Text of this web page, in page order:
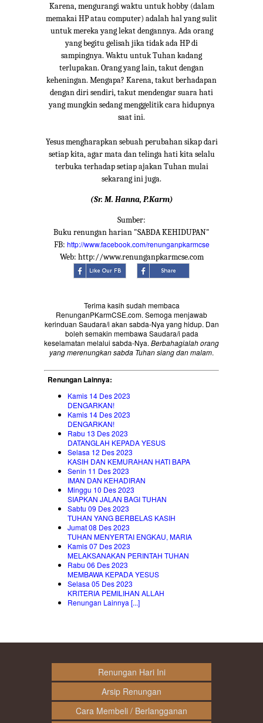
Karena, mengurangi waktu untuk hobby (dalam
memakai HP atau computer) adalah hal yang sulit
untuk mereka yang lekat dengannya. Ada orang
yang begitu gelisah jika tidak ada HP di
sampingnya. Waktu untuk Tuhan kadang
terlupakan. Orang yang lain, takut dengan
keheningan. Mengapa? Karena, takut berhadapan
dengan diri sendiri, takut mendengar suara hati
yang mungkin sedang menggelitik cara hidupnya
saat ini.
Yesus mengharapkan sebuah perubahan sikap dari
setiap kita, agar mata dan telinga hati kita selalu
terbuka terhadap setiap ajakan Tuhan mulai
sekarang ini juga.
(Sr. M. Hanna, P.Karm)
Sumber:
Buku renungan harian "SABDA KEHIDUPAN"
FB: http://www.facebook.com/renunganpkarmcse
Web: http://www.renunganpkarmcse.com
Terima kasih sudah membaca
RenunganPKarmCSE.com. Semoga menjawab
kerinduan Saudara/i akan sabda-Nya yang hidup. Dan
boleh semakin membawa Saudara/i pada
keselamatan melalui sabda-Nya. Berbahagialah orang
yang merenungkan sabda Tuhan siang dan malam.
Renungan Lainnya:
Kamis 14 Des 2023
DENGARKAN!
Kamis 14 Des 2023
DENGARKAN!
Rabu 13 Des 2023
DATANGLAH KEPADA YESUS
Selasa 12 Des 2023
KASIH DAN KEMURAHAN HATI BAPA
Senin 11 Des 2023
IMAN DAN KEHADIRAN
Minggu 10 Des 2023
SIAPKAN JALAN BAGI TUHAN
Sabtu 09 Des 2023
TUHAN YANG BERBELAS KASIH
Jumat 08 Des 2023
TUHAN MENYERTAI ENGKAU, MARIA
Kamis 07 Des 2023
MELAKSANAKAN PERINTAH TUHAN
Rabu 06 Des 2023
MEMBAWA KEPADA YESUS
Selasa 05 Des 2023
KRITERIA PEMILIHAN ALLAH
Renungan Lainnya [...]
Renungan Hari Ini
Arsip Renungan
Cara Membeli / Berlangganan